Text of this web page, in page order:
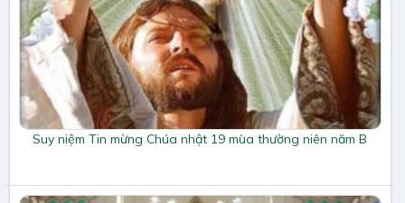
Suy niệm Tin mừng Chúa nhật 19 mùa thường niên năm B